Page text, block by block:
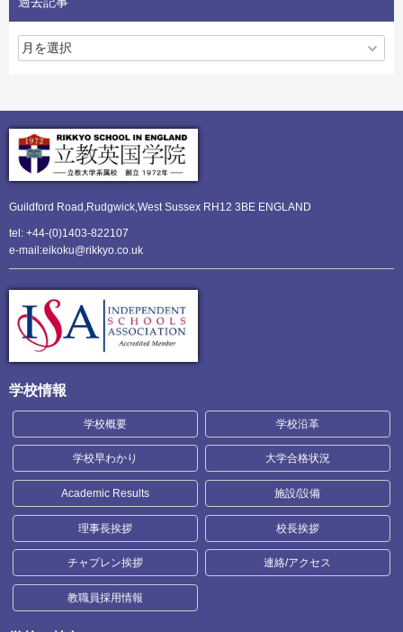
Guildford Road,Rudgwick,West Sussex RH12 3BE ENGLAND
tel: +44-(0)1403-822107
e-mail:eikoku@rikkyo.co.uk
学校情報
学校概要 学校沿革
学校早わかり 大学合格状況
Academic Results 施設/設備
理事長挨拶 校長挨拶
チャプレン挨拶 連絡/アクセス
教職員採用情報